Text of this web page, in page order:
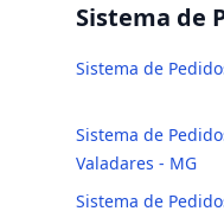
Sistema de
Sistema de
Sistema de
Valadares - MG
Sistema de